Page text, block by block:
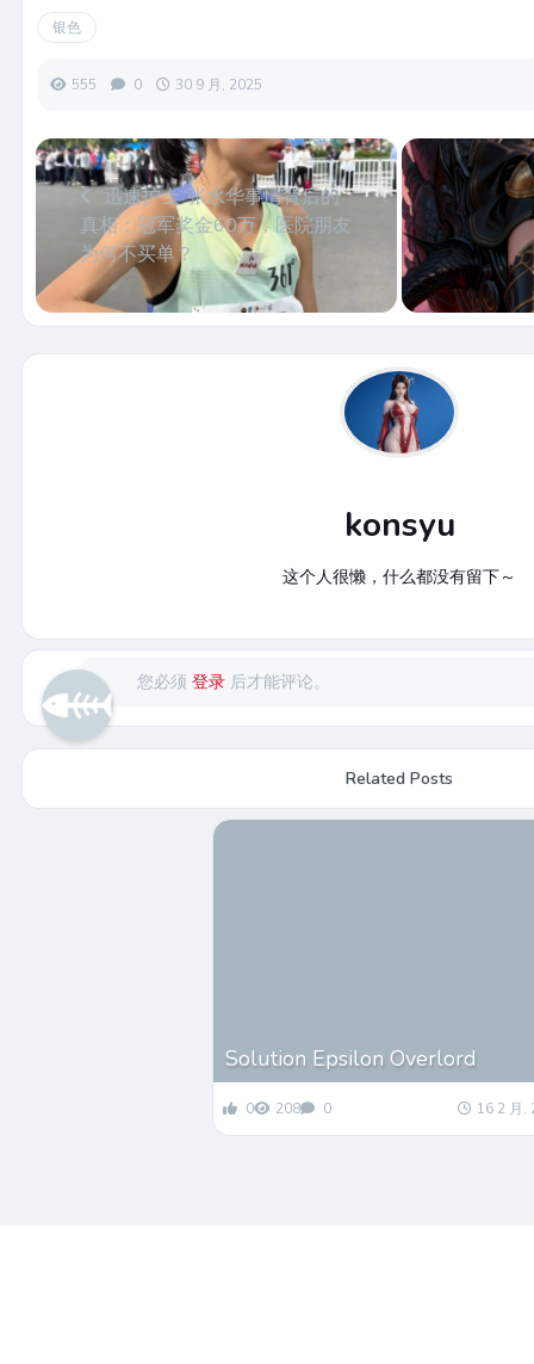
银色
555 0 30 9 月, 2025
“迅速护士”张水华事情背后的
真相：冠军奖金60万，医院朋友
为何不买单？
konsyu
这个人很懒，什么都没有留下～
您必须登录 后才能评论。
Related Posts
Solution Epsilon Overlord
0 208 0 16 2 月,